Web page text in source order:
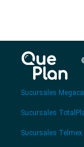
Sucursales
Sucursales
Sucursales Telmex